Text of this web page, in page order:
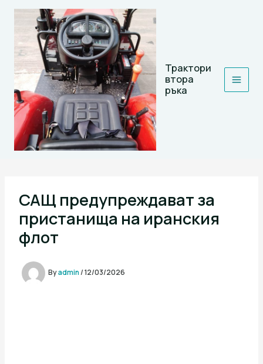
Skip
Трактори
втора
ръка
САЩ предупреждават за
пристанища на иранския
флот
Byadmin/12/03/2026